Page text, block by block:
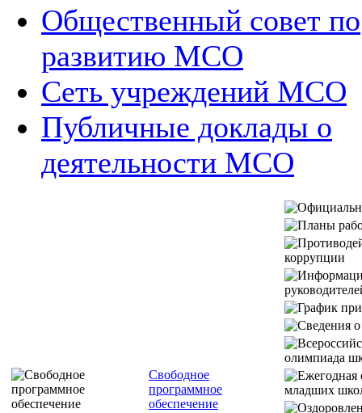
Общественный совет по
развитию МСО
Сеть учреждений МСО
Публичные доклады о
деятельности МСО
Свободное
программное
обеспечение